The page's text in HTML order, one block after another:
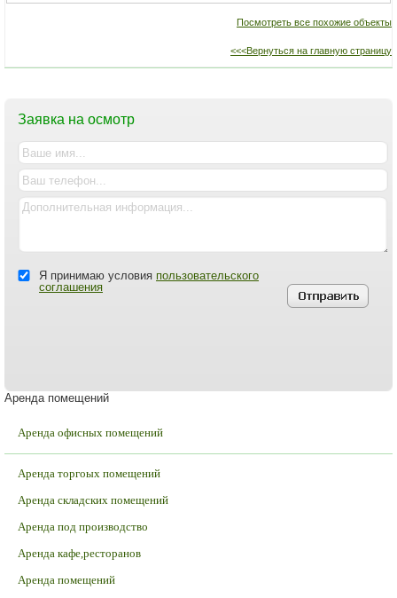
Посмотреть все похожие объекты
<<<Вернуться на главную страницу
Заявка на осмотр
Я принимаю условия пользовательского
соглашения
Аренда помещений
Аренда офисных помещений
Аренда торгоых помещений
Аренда складских помещений
Аренда под производство
Аренда кафе,ресторанов
Аренда помещений